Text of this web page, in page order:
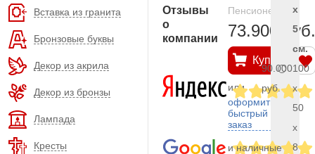
Вставка из гранита
Бронзовые буквы
Декор из акрила
Декор из бронзы
Лампада
Кресты
Отзывы
о
компании
Пенсионерам
73.900 руб.
Купить
или
оформить
быстрый
заказ
и наличные
x
5
см.
90.000
руб.
100
x
50
x
8